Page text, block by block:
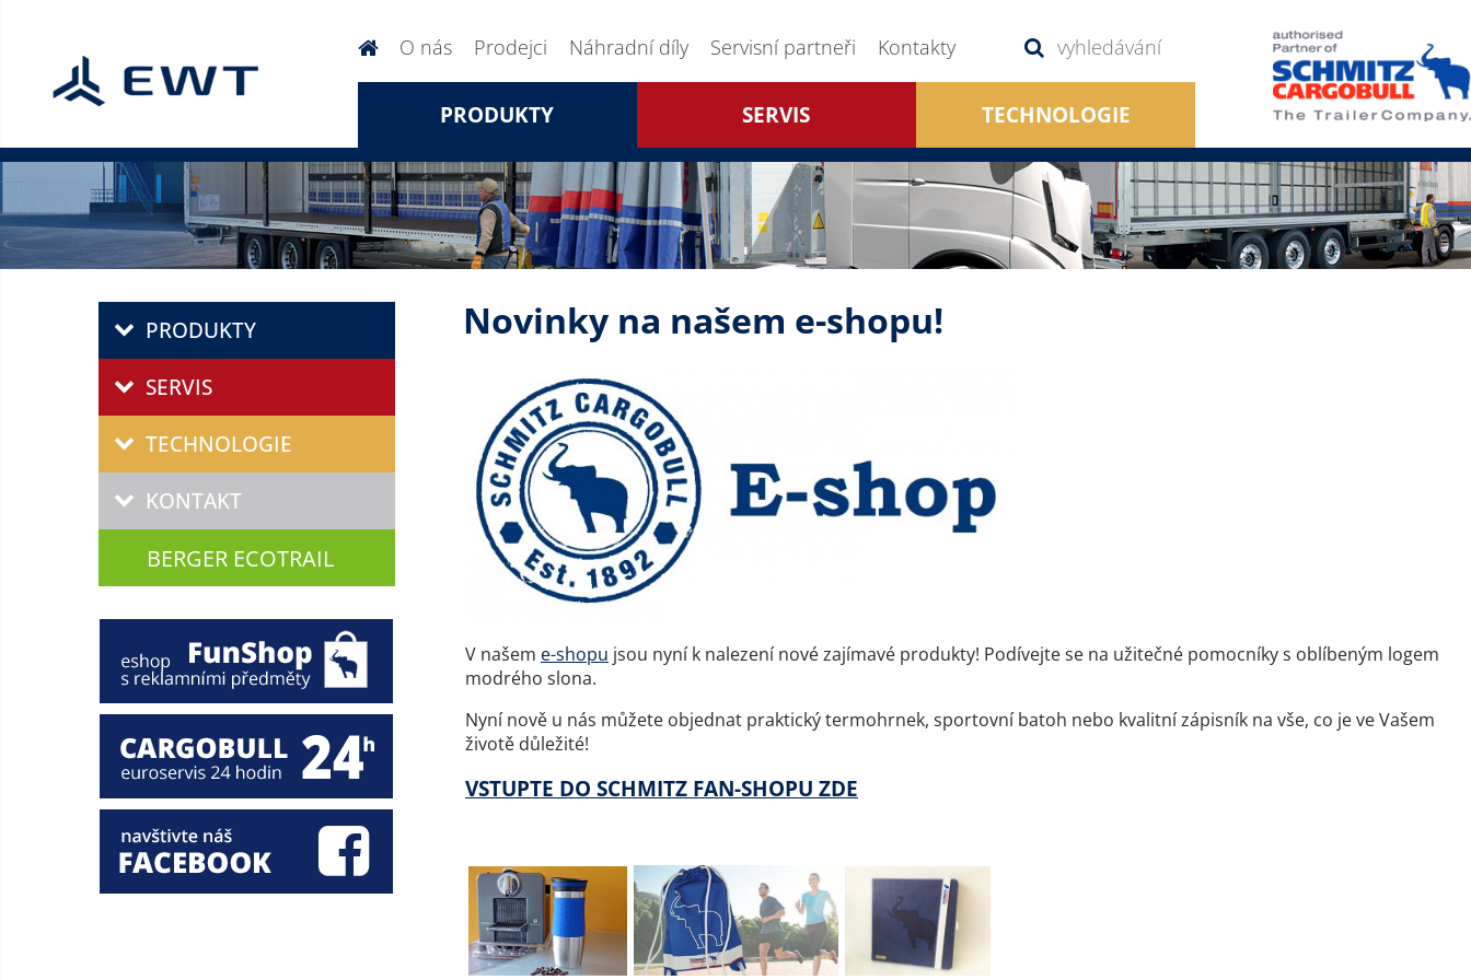
O nás Prodejci Náhradní díly Servisní partneři Kontakty
PRODUKTY SERVIS TECHNOLOGIE
Novinky na našem e-shopu!
V našem e-shopu jsou nyní k nalezení nové zajímavé produkty! Podívejte se na užitečné pomocníky s oblíbeným logem
modrého slona.
Nyní nově u nás můžete objednat praktický termohrnek, sportovní batoh nebo kvalitní zápisník na vše, co je ve Vašem
životě důležité!
VSTUPTE DO SCHMITZ FAN-SHOPU ZDE
PRODUKTY
SERVIS
TECHNOLOGIE
KONTAKT
BERGER ECOTRAIL